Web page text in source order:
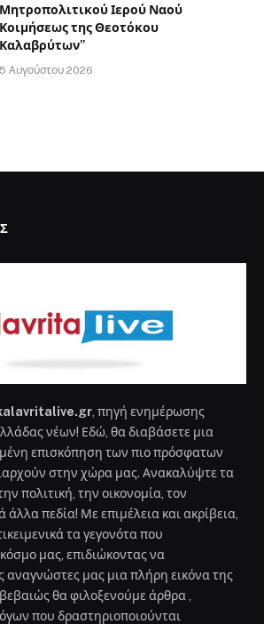
Μητροπολιτικού Ιερού Ναού
Κοιμήσεως της Θεοτόκου
Καλαβρύτων”
5 Αυγούστου 2026
, πηγή ενημέρωσης
νέων! Εδώ, θα διαβάσετε μια
επισκόπηση των πιο πρόσφατων
στην χώρα μας. Ανακαλύψτε τα
πολιτική, την οικονομία, τον
άλλα πεδία! Με επιμέλεια και ακρίβεια,
τα γεγονότα που
μας, επιδιώκοντας να
μας μια πλήρη εικόνα της
θα φιλοξενούμε άρθρα ,
που δραστηριοποιούνται